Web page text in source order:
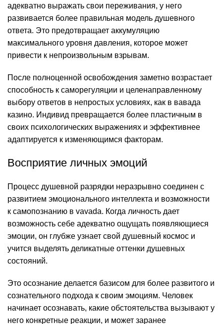
адекватно выражать свои переживания, у него
развивается более правильная модель душевного
ответа. Это предотвращает аккумуляцию
максимального уровня давления, которое может
привести к непроизвольным взрывам.
После полноценной освобождения заметно возрастает
способность к саморегуляции и целенаправленному
выбору ответов в непростых условиях, как в вавада
казино. Индивид превращается более пластичным в
своих психологических выражениях и эффективнее
адаптируется к изменяющимся факторам.
Восприятие личных эмоций
Процесс душевной разрядки неразрывно соединен с
развитием эмоционального интеллекта и возможности
к самопознанию в vavada. Когда личность дает
возможность себе адекватно ощущать появляющиеся
эмоции, он глубже узнает свой душевный космос и
учится выделять деликатные оттенки душевных
состояний.
Это осознание делается базисом для более развитого и
сознательного подхода к своим эмоциям. Человек
начинает осознавать, какие обстоятельства вызывают у
него конкретные реакции, и может заранее